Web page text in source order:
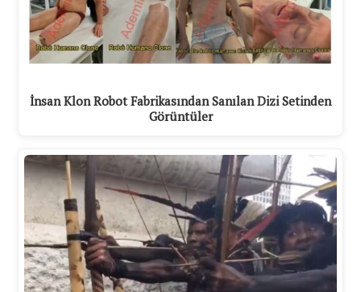
İnsan Klon Robot Fabrikasından Sanılan Dizi Setinden
Görüntüler